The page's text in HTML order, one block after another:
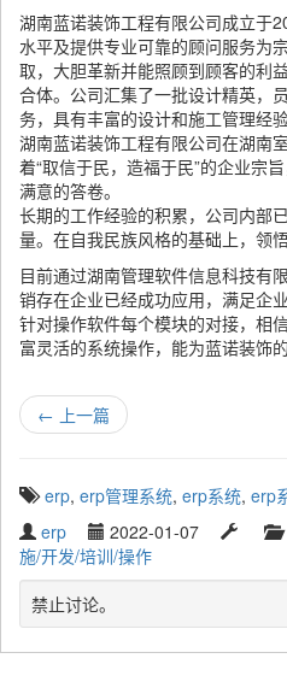
湖南蓝诺装饰工程有限公司成立于
水平及提供专业可靠的顾问服务为
取，大胆革新并能照顾到顾客的利
合体。公司汇集了一批设计精英，
务，具有丰富的设计和施工管理经验
湖南蓝诺装饰工程有限公司在湖南
着“取信于民，造福于民”的企业宗
满意的答卷。
长期的工作经验的积累，公司内部
量。在自我民族风格的基础上，领
目前通过湖南管理软件信息科技有
销存在企业已经成功应用，满足企
针对操作软件每个模块的对接，相
富灵活的系统操作，能为蓝诺装饰
← 上一篇
T
g
g
e
d
erp, erp管理系统, erp系统, erp
W
r
i
t
t
e
erp
P
u
b
i
s
2022-01-07
s
u
p
t
施/开发/培训/操作
禁止讨论。